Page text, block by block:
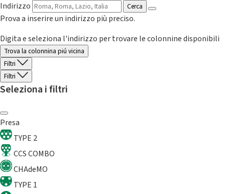
Indirizzo
Cerca
Prova a inserire un indirizzo più preciso.
Digita e seleziona l'indirizzo per trovare le colonnine disponibili
Trova la colonnina piú vicina
Filtri
Filtri
Seleziona i filtri
Presa
TYPE 2
CCS COMBO
CHAdeMO
TYPE 1